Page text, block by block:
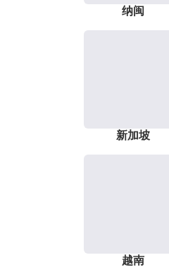
纳闽
新加坡
越南